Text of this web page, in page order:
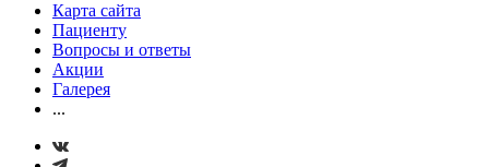
Карта сайта
Пациенту
Вопросы и ответы
Акции
Галерея
...